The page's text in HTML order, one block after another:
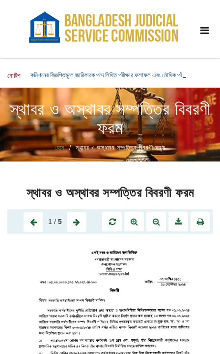
নোটিশ কমিশনের বিজ্ঞপ্তিমূলে জারিকারক পদে লিখিত পরীক্ষার ফলাফল এবং মৌখিক পরীক্ষার সময়সূচি
স্থাবর ও অস্থাবর সম্পত্তির বিবরণী
ফরম
হোম স্থাবর ও অস্থাবর সম্পত্তির বিবরণী ফরম
স্থাবর ও অস্থাবর সম্পত্তির বিবরণী ফরম
1 / 5